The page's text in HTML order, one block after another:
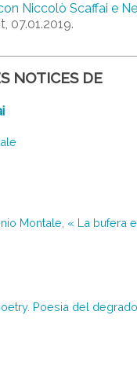
Niccolò Scaffai e
07.01.2019.
NOTICES DE
Montale, « La bufera
Poesia del